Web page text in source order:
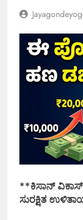
**ಕಿಸಾನ್ ವಿಕಾಸ್
ಸುರಕ್ಷಿತ